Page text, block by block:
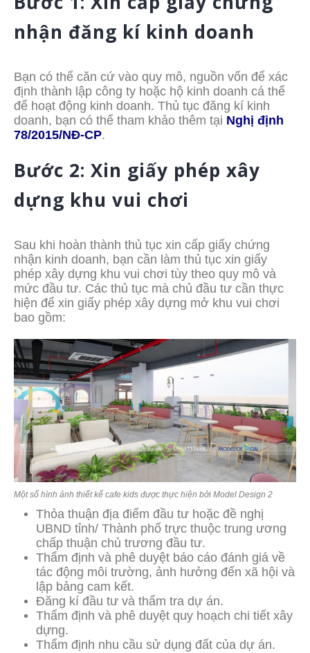
nhận đăng kí kinh doanh
Bạn có thể căn cứ vào quy mô, nguồn vốn để xác
định thành lập công ty hoặc hộ kinh doanh cá thể
để hoạt động kinh doanh. Thủ tục đăng kí kinh
doanh, bạn có thể tham khảo thêm tại Nghị định
78/2015/NĐ-CP.
Bước 2: Xin giấy phép xây
dựng khu vui chơi
Sau khi hoàn thành thủ tục xin cấp giấy chứng
nhận kinh doanh, bạn cần làm thủ tục xin giấy
phép xây dựng khu vui chơi tùy theo quy mô và
mức đầu tư. Các thủ tục mà chủ đầu tư cần thực
hiện để xin giấy phép xây dựng mở khu vui chơi
bao gồm:
Một số hình ảnh thiết kế cafe kids được thực hiện bởi Model Design 2
Thỏa thuận địa điểm đầu tư hoặc đề nghị
UBND tỉnh/ Thành phố trực thuộc trung ương
chấp thuận chủ trương đầu tư.
Thẩm định và phê duyệt báo cáo đánh giá về
tác động môi trường, ảnh hưởng đến xã hội và
lập bảng cam kết.
Đăng kí đầu tư và thẩm tra dự án.
Thẩm định và phê duyệt quy hoạch chi tiết xây
dựng.
Thẩm định nhu cầu sử dụng đất của dự án.